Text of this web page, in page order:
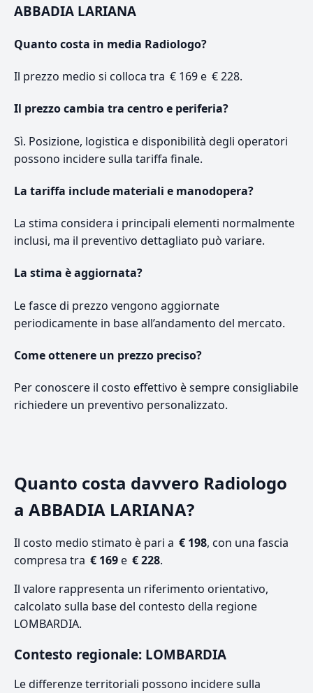
ABBADIA LARIANA
Quanto costa in media Radiologo?
Il prezzo medio si colloca tra € 169 e € 228.
Il prezzo cambia tra centro e periferia?
Sì. Posizione, logistica e disponibilità degli operatori
possono incidere sulla tariffa finale.
La tariffa include materiali e manodopera?
La stima considera i principali elementi normalmente
inclusi, ma il preventivo dettagliato può variare.
La stima è aggiornata?
Le fasce di prezzo vengono aggiornate
periodicamente in base all’andamento del mercato.
Come ottenere un prezzo preciso?
Per conoscere il costo effettivo è sempre consigliabile
richiedere un preventivo personalizzato.
Quanto costa davvero Radiologo
a ABBADIA LARIANA?
Il costo medio stimato è pari a € 198, con una fascia
compresa tra € 169e € 228.
Il valore rappresenta un riferimento orientativo,
calcolato sulla base del contesto della regione
LOMBARDIA.
Contesto regionale: LOMBARDIA
Le differenze territoriali possono incidere sulla